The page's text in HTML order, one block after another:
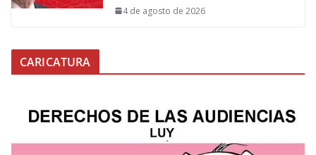
4 de agosto de 2026
CARICATURA